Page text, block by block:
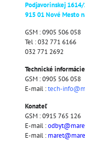
Podjavorinskej
915 01 Nové Mesto
GSM : 0905 506 058
Tel : 032 771 6166
032 771 2692
Technické informácie
GSM : 0905 506 058
E-mail :tech-
Konateľ
GSM : 0915 765 126
E-mail :
E-mail :